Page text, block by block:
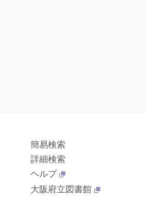
簡易検索
詳細検索
ヘルプ
大阪府立図書館